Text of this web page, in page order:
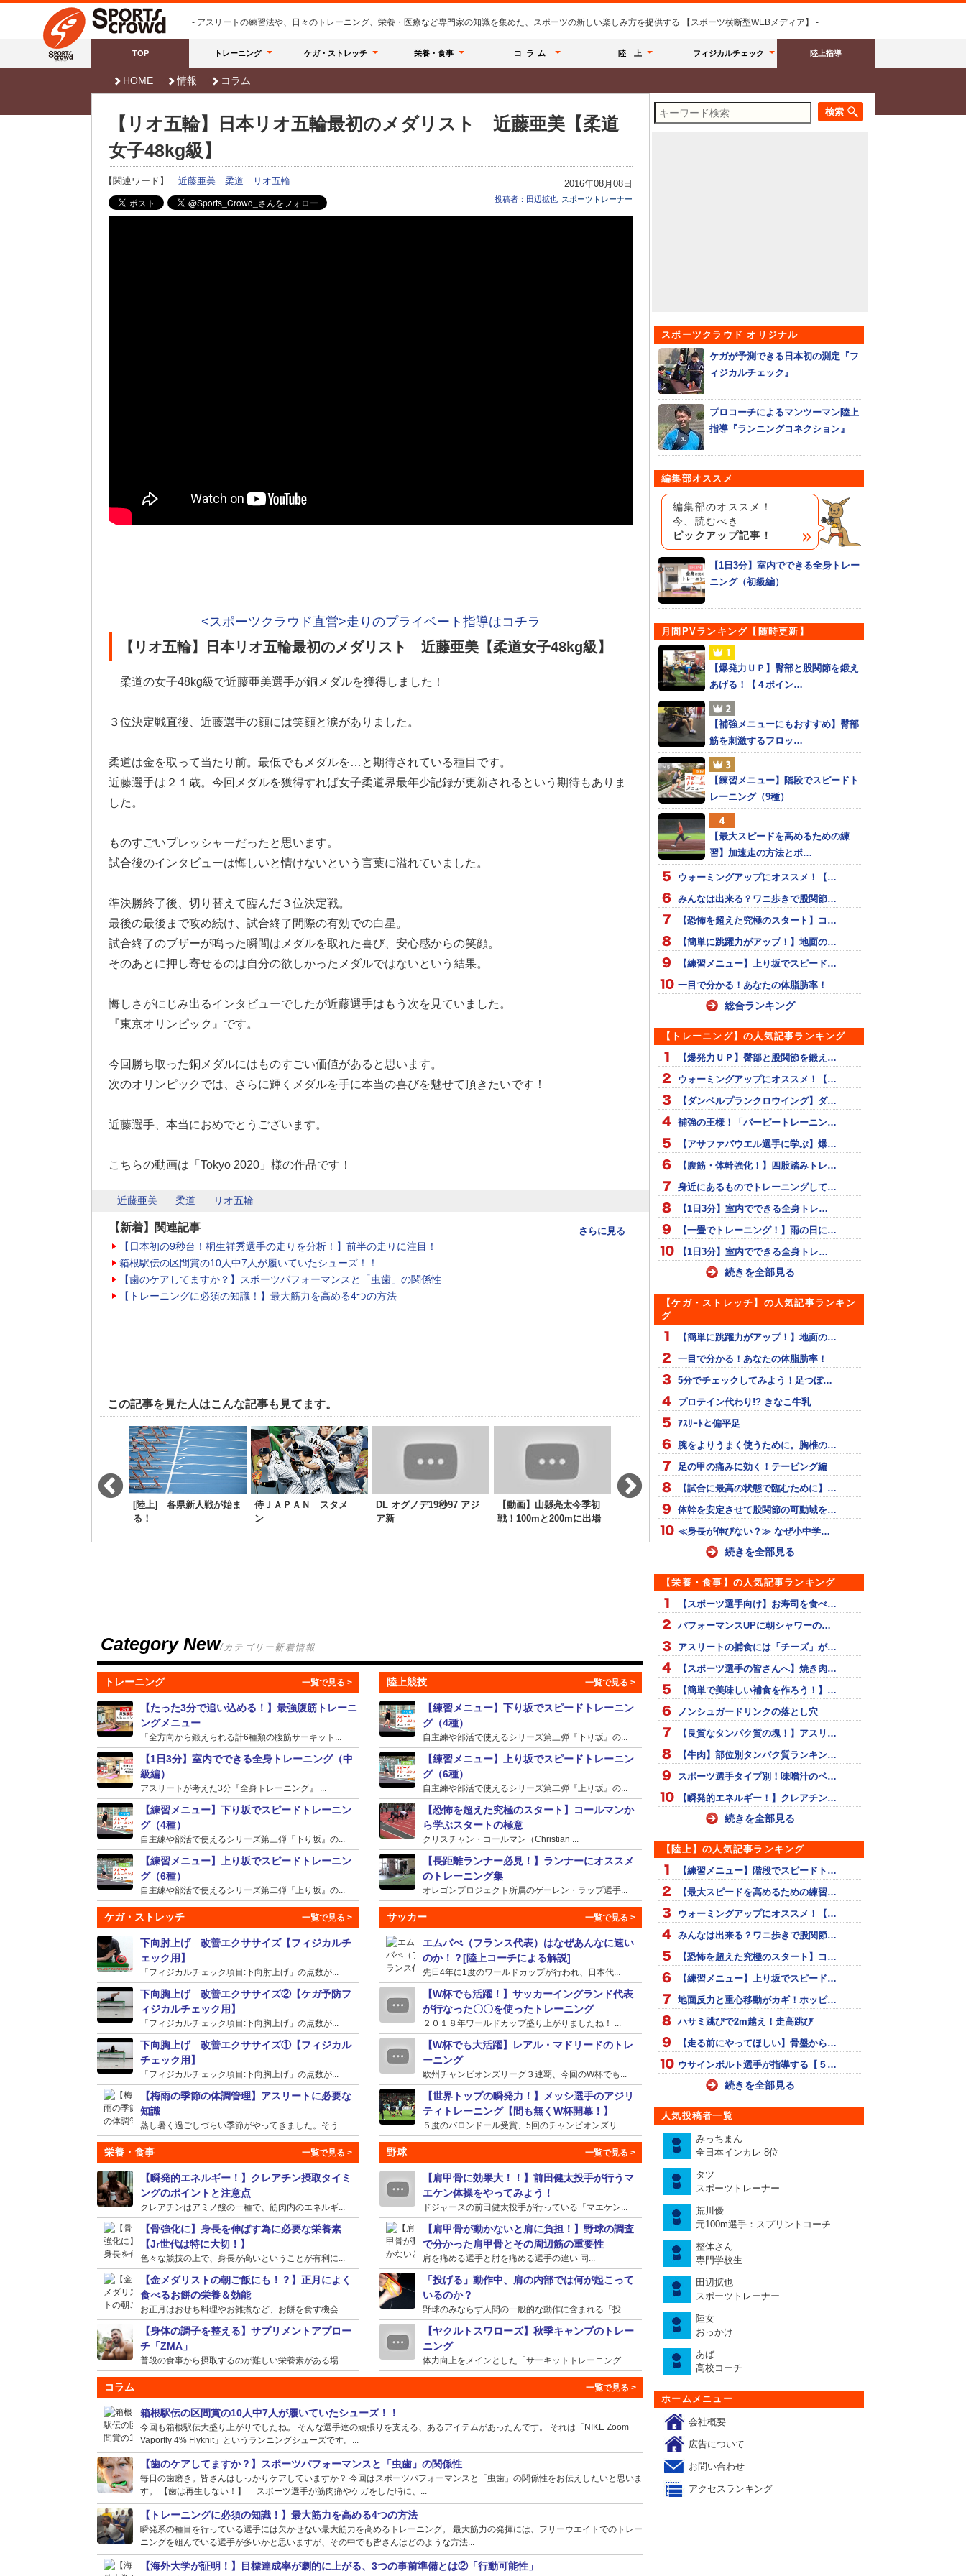
- アスリートの練習法や、日々のトレーニング、栄養・医療など専門家の知識を集めた、スポーツの新しい楽しみ方を提供する 【スポーツ横断型WEBメディア】 -
TOP トレーニング ケガ・ストレッチ 栄養・食事 コラム 陸 上 フィジカルチェック 陸上指導
HOME 情報 コラム
【リオ五輪】日本リオ五輪最初のメダリスト 近藤亜美【柔道
女子48kg級】
【関連ワード】 近藤亜美 柔道 リオ五輪 2016年08月08日
投稿者：田辺拡也 スポーツトレーナー
<スポーツクラウド直営>走りのプライベート指導はコチラ
【リオ五輪】日本リオ五輪最初のメダリスト 近藤亜美【柔道女子48kg級】
柔道の女子48kg級で近藤亜美選手が銅メダルを獲得しました！
３位決定戦直後、近藤選手の顔には笑顔と涙がありました。
柔道は金を取って当たり前。最低でもメダルを…と期待されている種目です。
近藤選手は２１歳。今回メダルを獲得すれば女子柔道界最年少記録が更新されるという期待もありま
した。
ものすごいプレッシャーだったと思います。
試合後のインタビューは悔しいと情けないという言葉に溢れていました。
準決勝終了後、切り替えて臨んだ３位決定戦。
最後の最後まで攻め続け、試合終了間際の有効での白星。
試合終了のブザーが鳴った瞬間はメダルを取れた喜び、安心感からの笑顔。
そのあとに押し寄せるのは自分の欲しかったメダルではないという結果。
悔しさがにじみ出るインタビューでしたが近藤選手はもう次を見ていました。
『東京オリンピック』です。
今回勝ち取った銅メダルにはものすごい価値があると思います。
次のオリンピックでは、さらに輝くメダルを手に本当の喜びを魅せて頂きたいです！
近藤選手、本当におめでとうございます。
こちらの動画は「Tokyo 2020」様の作品です！
近藤亜美 柔道 リオ五輪
【新着】関連記事 さらに見る
【日本初の9秒台！桐生祥秀選手の走りを分析！】前半の走りに注目！
箱根駅伝の区間賞の10人中7人が履いていたシューズ！！
【歯のケアしてますか？】スポーツパフォーマンスと「虫歯」の関係性
【トレーニングに必須の知識！】最大筋力を高める4つの方法
この記事を見た人はこんな記事も見てます。
[陸上] 各県新人戦が始ま
る！
侍ＪＡＰＡＮ スタメ
ン
DL オグノデ19秒97 アジ
ア新
【動画】山縣亮太今季初
戦！100mと200mに出場
本田復活の２アシスト
侍ブルー、勝利もカンボ
ジア相手に…
Category New/カテゴリー新着情報
トレーニング
【たった3分で追い込める！】最強腹筋トレーニ
ングメニュー
「全方向から鍛えられる計6種類の腹筋サーキット...
【1日3分】室内でできる全身トレーニング（中
級編）
アスリートが考えた3分『全身トレーニング』 ...
【練習メニュー】下り坂でスピードトレーニン
グ（4種）
自主練や部活で使えるシリーズ第三弾『下り坂』の...
【練習メニュー】上り坂でスピードトレーニン
グ（6種）
自主練や部活で使えるシリーズ第二弾『上り坂』の...
陸上競技
【練習メニュー】下り坂でスピードトレーニン
グ（4種）
自主練や部活で使えるシリーズ第三弾『下り坂』の...
【練習メニュー】上り坂でスピードトレーニン
グ（6種）
自主練や部活で使えるシリーズ第二弾『上り坂』の...
【恐怖を超えた究極のスタート】コールマンか
ら学ぶスタートの極意
クリスチャン・コールマン（Christian ...
【長距離ランナー必見！】ランナーにオススメ
のトレーニング集
オレゴンプロジェクト所属のゲーレン・ラップ選手...
ケガ・ストレッチ
下向肘上げ 改善エクササイズ【フィジカルチ
ェック用】
「フィジカルチェック項目:下向肘上げ」の点数が...
下向胸上げ 改善エクササイズ②【ケガ予防フ
ィジカルチェック用】
「フィジカルチェック項目:下向胸上げ」の点数が...
下向胸上げ 改善エクササイズ①【フィジカル
チェック用】
「フィジカルチェック項目:下向胸上げ」の点数が...
【梅雨の季節の体調管理】アスリートに必要な
知識
蒸し暑く過ごしづらい季節がやってきました。そう...
サッカー
エムバぺ（フランス代表）はなぜあんなに速い
のか！？[陸上コーチによる解説]
先日4年に1度のワールドカップが行われ、日本代...
【W杯でも活躍！】サッカーイングランド代表
が行なった〇〇を使ったトレーニング
２０１８年ワールドカップ盛り上がりましたね！ ...
【W杯でも大活躍】レアル・マドリードのトレ
ーニング
欧州チャンピオンズリーグ３連覇、今回のW杯でも...
【世界トップの瞬発力！】メッシ選手のアジリ
ティトレーニング【間も無くW杯開幕！】
５度のバロンドール受賞、5回のチャンピオンズリ...
栄養・食事
【瞬発的エネルギー！】クレアチン摂取タイミ
ングのポイントと注意点
クレアチンはアミノ酸の一種で、筋肉内のエネルギ...
【骨強化に】身長を伸ばす為に必要な栄養素
【Jr世代は特に大切！】
色々な競技の上で、身長が高いということが有利に...
【金メダリストの朝ご飯にも！？】正月によく
食べるお餅の栄養＆効能
お正月はおせち料理やお雑煮など、お餅を食す機会...
【身体の調子を整える】サプリメントアプロー
チ「ZMA」
普段の食事から摂取するのが難しい栄養素がある場...
野球
【肩甲骨に効果大！！】前田健太投手が行うマ
エケン体操をやってみよう！
ドジャースの前田健太投手が行っている「マエケン...
【肩甲骨が動かないと肩に負担！】野球の調査
で分かった肩甲骨とその周辺筋の重要性
肩を痛める選手と肘を痛める選手の違い 同...
「投げる」動作中、肩の内部では何が起こって
いるのか？
野球のみならず人間の一般的な動作に含まれる「投...
【ヤクルトスワローズ】秋季キャンプのトレー
ニング
体力向上をメインとした「サーキットトレーニング...
コラム
箱根駅伝の区間賞の10人中7人が履いていたシューズ！！
今回も箱根駅伝大盛り上がりでしたね。 そんな選手達の頑張りを支える、あるアイテムがあったんです。 それは「NIKE Zoom
Vaporfly 4% Flyknit」というランニングシューズです。...
【歯のケアしてますか？】スポーツパフォーマンスと「虫歯」の関係性
毎日の歯磨き。皆さんはしっかりケアしていますか？ 今回はスポーツパフォーマンスと「虫歯」の関係性をお伝えしたいと思いま
す。 【歯は再生しない！】 スポーツ選手が筋肉痛やケガをした時に、...
【トレーニングに必須の知識！】最大筋力を高める4つの方法
瞬発系の種目を行っている選手には欠かせない最大筋力を高めるトレーニング。 最大筋力の発揮には、フリーウエイトでのトレー
ニングを組んでいる選手が多いかと思いますが、その中でも皆さんはどのような方法...
【海外大学が証明！】目標達成率が劇的に上がる、3つの事前準備とは②「行動可能性」
スポーツクラウド オリジナル
ケガが予測できる日本初の測定『フ
ィジカルチェック』
プロコーチによるマンツーマン陸上
指導『ランニングコネクション』
編集部オススメ
編集部のオススメ！
今、読むべき
ピックアップ記事！
【1日3分】室内でできる全身トレー
ニング（初級編）
月間PVランキング【随時更新】
【爆発力ＵＰ】臀部と股関節を鍛え
あげる！【４ポイン…
【補強メニューにもおすすめ】臀部
筋を刺激するフロッ…
【練習メニュー】階段でスピードト
レーニング（9種）
【最大スピードを高めるための練
習】加速走の方法とポ…
ウォーミングアップにオススメ！【…
みんなは出来る？ワニ歩きで股関節…
【恐怖を超えた究極のスタート】コ…
【簡単に跳躍力がアップ！】地面の…
【練習メニュー】上り坂でスピード…
一目で分かる！あなたの体脂肪率！
総合ランキング
【トレーニング】の人気記事ランキング
【爆発力ＵＰ】臀部と股関節を鍛え…
ウォーミングアップにオススメ！【…
【ダンベルプランクロウイング】ダ…
補強の王様！「バーピートレーニン…
【アサファパウエル選手に学ぶ】爆…
【腹筋・体幹強化！】四股踏みトレ…
身近にあるものでトレーニングして…
【1日3分】室内でできる全身トレ…
【一畳でトレーニング！】雨の日に…
【1日3分】室内でできる全身トレ…
続きを全部見る
【ケガ・ストレッチ】の人気記事ランキン
グ
【簡単に跳躍力がアップ！】地面の…
一目で分かる！あなたの体脂肪率！
5分でチェックしてみよう！足つぼ…
プロテイン代わり!? きなこ牛乳
ｱｽﾘｰﾄと偏平足
腕をよりうまく使うために。胸椎の…
足の甲の痛みに効く！テーピング編
【試合に最高の状態で臨むために】…
体幹を安定させて股関節の可動域を…
≪身長が伸びない？≫ なぜ小中学…
続きを全部見る
【栄養・食事】の人気記事ランキング
【スポーツ選手向け】お寿司を食べ…
パフォーマンスUPに朝シャワーの…
アスリートの捕食には「チーズ」が…
【スポーツ選手の皆さんへ】焼き肉…
【簡単で美味しい補食を作ろう！】…
ノンシュガードリンクの落とし穴
【良質なタンパク質の塊！】アスリ…
【牛肉】部位別タンパク質ランキン…
スポーツ選手タイプ別！味噌汁のベ…
【瞬発的エネルギー！】クレアチン…
続きを全部見る
【陸上】の人気記事ランキング
【練習メニュー】階段でスピードト…
【最大スピードを高めるための練習…
ウォーミングアップにオススメ！【…
みんなは出来る？ワニ歩きで股関節…
【恐怖を超えた究極のスタート】コ…
【練習メニュー】上り坂でスピード…
地面反力と重心移動がカギ！ホッピ…
ハサミ跳びで2m越え！走高跳び
【走る前にやってほしい】骨盤から…
ウサインボルト選手が指導する【５…
続きを全部見る
人気投稿者一覧
みっちまん
全日本インカレ 8位
タツ
スポーツトレーナー
荒川優
元100m選手：スプリントコーチ
整体さん
専門学校生
田辺拡也
スポーツトレーナー
陸女
おっかけ
あば
高校コーチ
ホームメニュー
会社概要
広告について
お問い合わせ
アクセスランキング